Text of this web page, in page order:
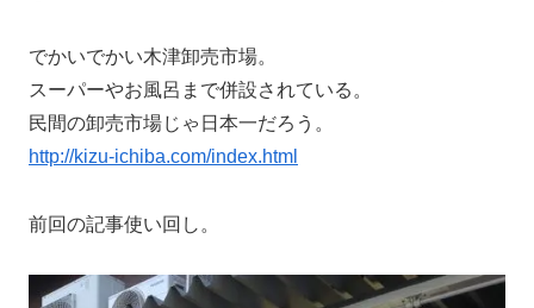
でかいでかい木津卸売市場。
スーパーやお風呂まで併設されている。
民間の卸売市場じゃ日本一だろう。
http://kizu-ichiba.com/index.html
前回の記事使い回し。